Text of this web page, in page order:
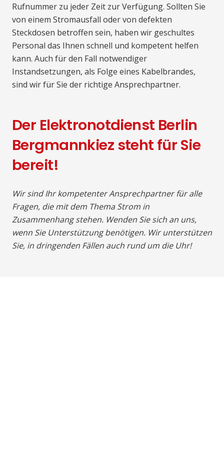
Rufnummer zu jeder Zeit zur Verfügung. Sollten Sie
von einem Stromausfall oder von defekten
Steckdosen betroffen sein, haben wir geschultes
Personal das Ihnen schnell und kompetent helfen
kann. Auch für den Fall notwendiger
Instandsetzungen, als Folge eines Kabelbrandes,
sind wir für Sie der richtige Ansprechpartner.
Der Elektronotdienst Berlin
Bergmannkiez steht für Sie
bereit!
Wir sind Ihr kompetenter Ansprechpartner für alle
Fragen, die mit dem Thema Strom in
Zusammenhang stehen. Wenden Sie sich an uns,
wenn Sie Unterstützung benötigen. Wir unterstützen
Sie, in dringenden Fällen auch rund um die Uhr!